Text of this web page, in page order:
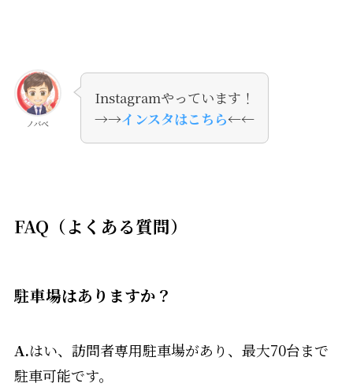
ノバべ
Instagramやっています！
→→インスタはこちら←←
FAQ（よくある質問）
駐車場はありますか？
A.はい、訪問者専用駐車場があり、最大70台まで
駐車可能です。